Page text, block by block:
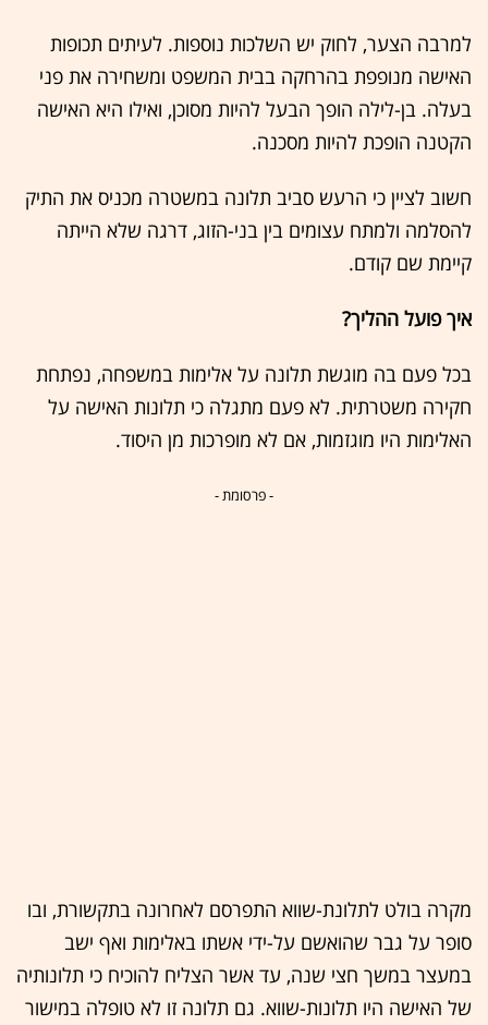
למרבה הצער, לחוק יש השלכות נוספות. לעיתים תכופות
האישה מנופפת בהרחקה בבית המשפט ומשחירה את פני
בעלה. בן-לילה הופך הבעל להיות מסוכן, ואילו היא האישה
הקטנה הופכת להיות מסכנה.
חשוב לציין כי הרעש סביב תלונה במשטרה מכניס את התיק
להסלמה ולמתח עצומים בין בני-הזוג, דרגה שלא הייתה
קיימת שם קודם.
איך פועל ההליך?
בכל פעם בה מוגשת תלונה על אלימות במשפחה, נפתחת
חקירה משטרתית. לא פעם מתגלה כי תלונות האישה על
האלימות היו מוגזמות, אם לא מופרכות מן היסוד.
- פרסומת -
מקרה בולט לתלונת-שווא התפרסם לאחרונה בתקשורת, ובו
סופר על גבר שהואשם על-ידי אשתו באלימות ואף ישב
במעצר במשך חצי שנה, עד אשר הצליח להוכיח כי תלונותיה
של האישה היו תלונות-שווא. גם תלונה זו לא טופלה במישור